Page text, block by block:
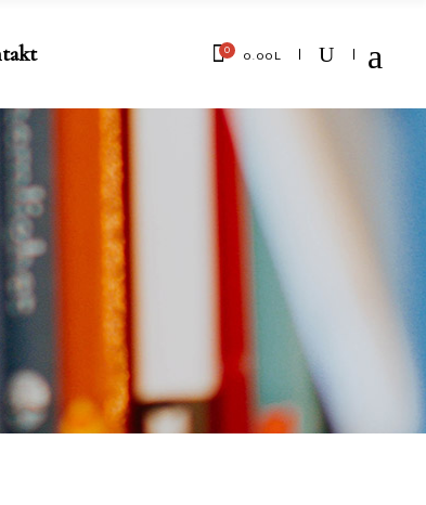
0 0.00 L
No products in the cart.